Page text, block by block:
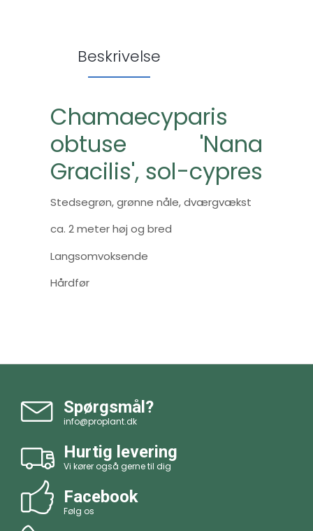
Beskrivelse
Chamaecyparis
obtuse 'Nana
Gracilis', sol-cypres
Stedsegrøn, grønne nåle, dværgvækst
ca. 2 meter høj og bred
Langsomvoksende
Hårdfør
Spørgsmål?
info@proplant.dk
Hurtig levering
Vi kører også gerne til dig
Facebook
Følg os